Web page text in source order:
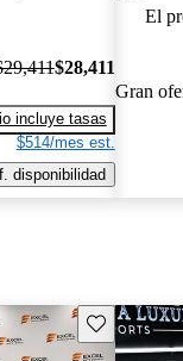
$28,411
incluye tasas
$514/mes est.
disponibilidad
El
Gran
Guarda este